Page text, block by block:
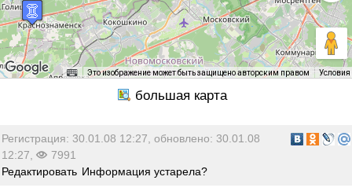
Это изображение может быть защищено авторским правом Условия
Регистрация: 30.01.08 12:27, обновлено: 30.01.08
12:27,
7991
Редактировать Информация устарела?